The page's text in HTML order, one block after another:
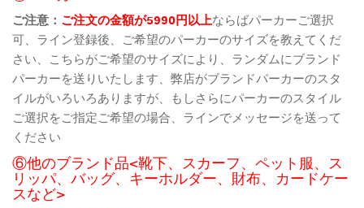
ご注意： ご注文の金額が5990円以上ならばパーカーご選択
可、ライン登録後、ご希望のパーカーのサイズを教えてくだ
さい、こちらがご希望のサイズにより、ランダムにブランド
パーカーを送りいたします、弊店がブランドパーカーのスタ
イルがいろいろありますが、もしさらにパーカーのスタイル
ご選択をご指定ご希望の場合、ラインでメッセージを送って
ください
⑥他のブランド品<靴下、スカーフ、ペット服、ス
リッパ、バッグ、キーホルダー、財布、カードケー
スなど>